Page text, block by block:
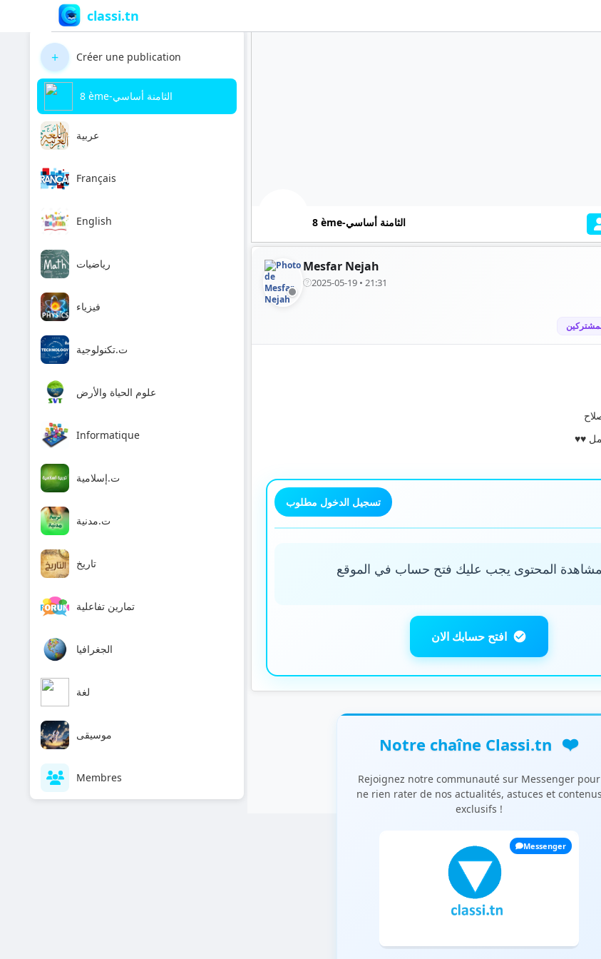
classi.tn
+ Créer une publication
8 ème-الثامنة أساسي
عربية
Français
English
رياضيات
فيزياء
ت.تكنولوجية
علوم الحياة والأرض
Informatique
ت.إسلامية
ت.مدنية
تاريخ
تمارين تفاعلية
الجغرافيا
لغة
موسيقى
Membres
8 ème-الثامنة أساسي
Mesfar Nejah
2025-05-19 • 21:31
♥️♥️
تسجيل الدخول مطلوب
المحتوى يجب عليك فتح حساب في الموقع
افتح حسابك الان
Notre chaîne Classi.tn ❤️
Rejoignez notre communauté sur Messenger pour
ne rien rater de nos actualités, astuces et contenus
exclusifs !
Messenger